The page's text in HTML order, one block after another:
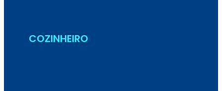
COZINHEIRO